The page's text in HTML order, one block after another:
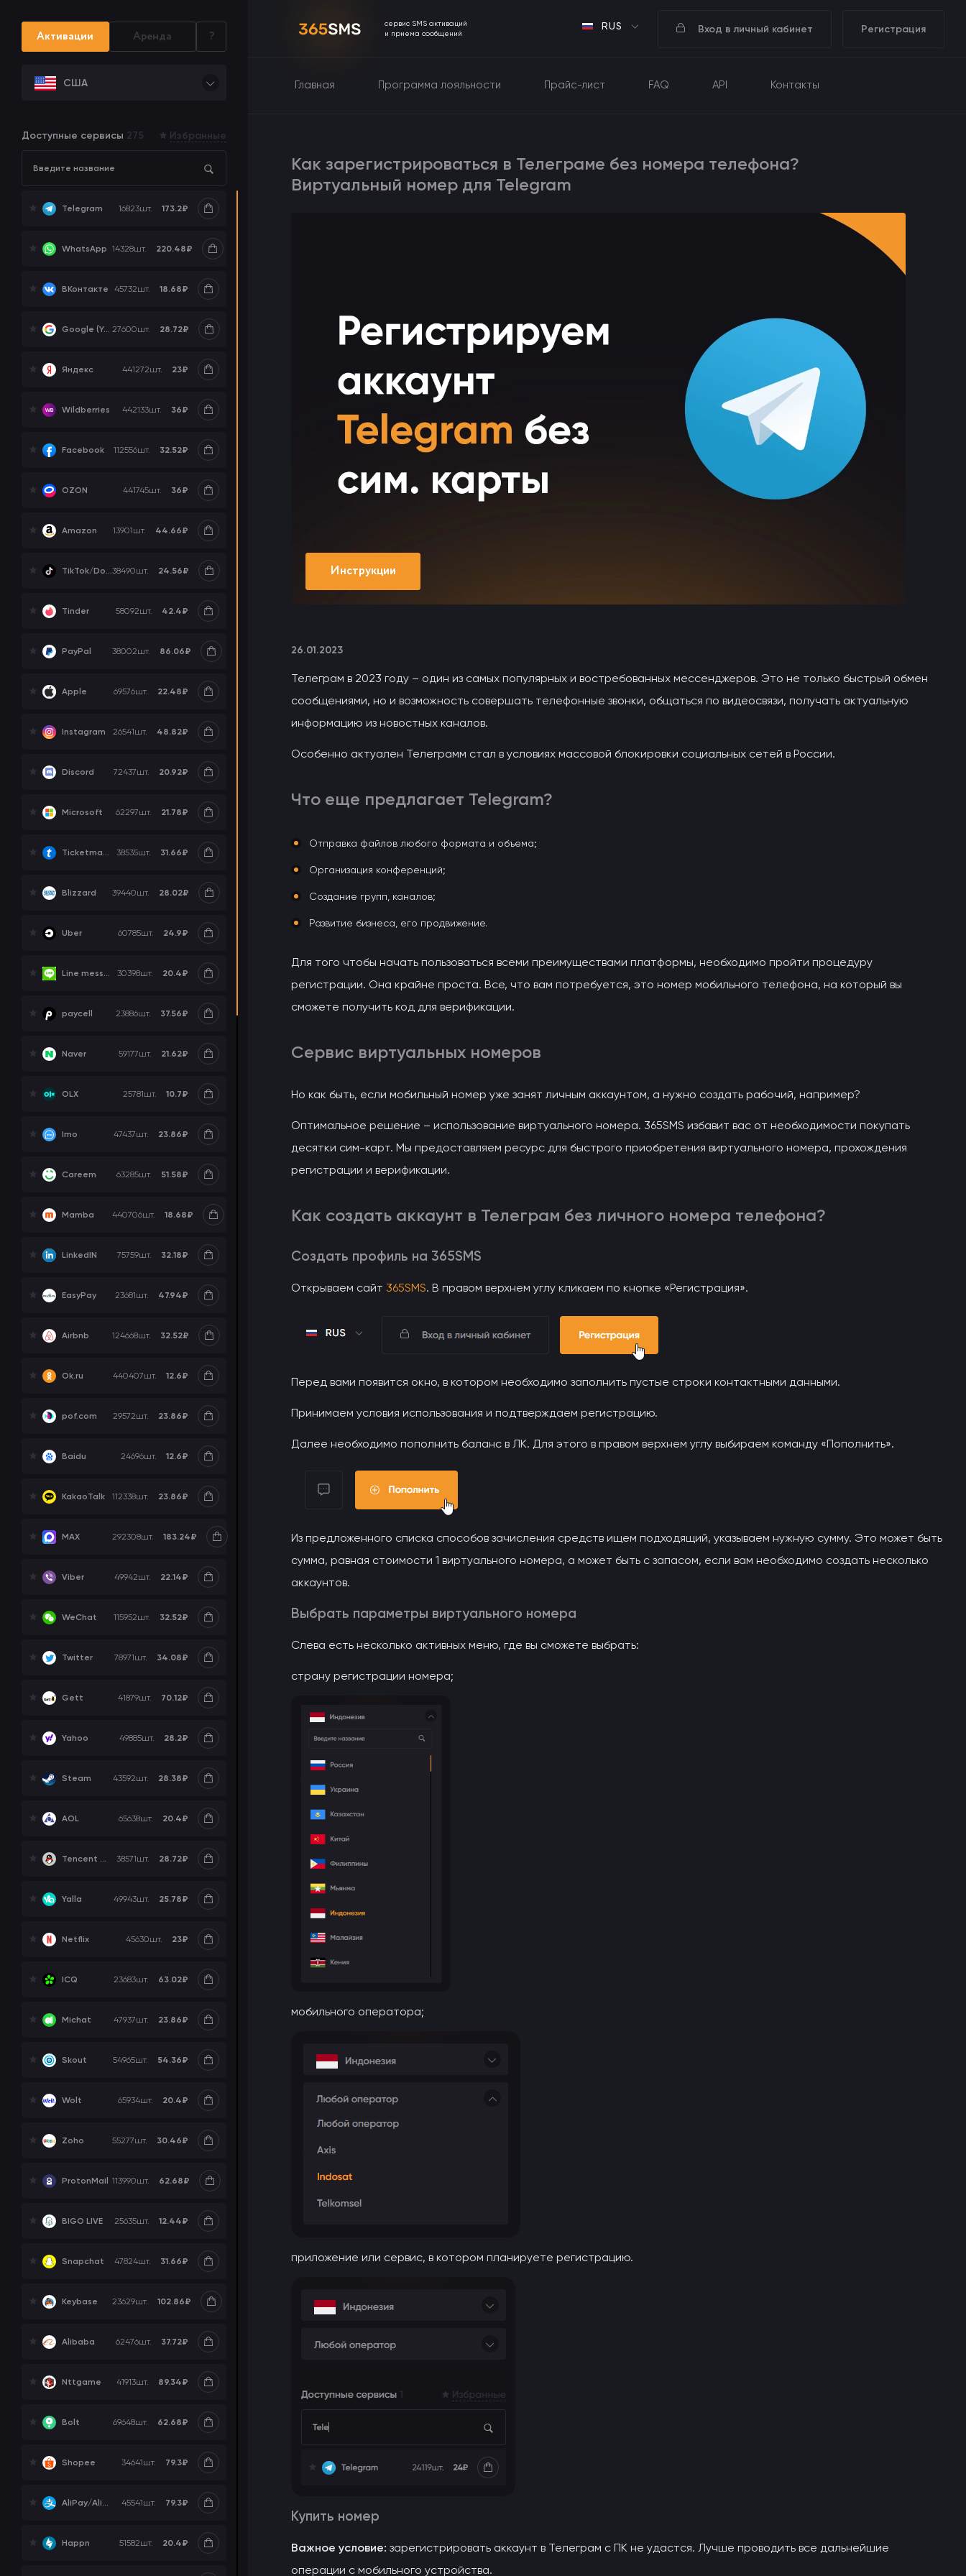
Активации Аренда ?
США
Доступные сервисы 275 Избранные
Telegram 16823шт. 173.2₽
WhatsApp 14328шт. 220.48₽
ВКонтакте 45732шт. 18.68₽
Google (YouTube, Gmail) 27600шт. 28.72₽
Яндекс 441272шт. 23₽
Wildberries 442133шт. 36₽
Facebook 112556шт. 32.52₽
OZON 441745шт. 36₽
Amazon 13901шт. 44.66₽
TikTok/Douyin38490шт. 24.56₽
Tinder 58092шт. 42.4₽
PayPal 38002шт. 86.06₽
Apple 69576шт. 22.48₽
Instagram 26541шт. 48.82₽
Discord 72437шт. 20.92₽
Microsoft 62297шт. 21.78₽
Ticketmaster 38535шт. 31.66₽
Blizzard 39440шт. 28.02₽
Uber 60785шт. 24.9₽
Line messenger 30398шт. 20.4₽
paycell 23886шт. 37.56₽
Naver 59177шт. 21.62₽
OLX 25781шт. 10.7₽
Imo 47437шт. 23.86₽
Careem 63285шт. 51.58₽
Mamba 440706шт. 18.68₽
LinkedIN 75759шт. 32.18₽
EasyPay 23681шт. 47.94₽
Airbnb 124668шт. 32.52₽
Ok.ru 440407шт. 12.6₽
pof.com 29572шт. 23.86₽
Baidu 24696шт. 12.6₽
KakaoTalk 112338шт. 23.86₽
MAX 292308шт. 183.24₽
Viber 49942шт. 22.14₽
WeChat 115952шт. 32.52₽
Twitter 78971шт. 34.08₽
Gett 41879шт. 70.12₽
Yahoo 49885шт. 28.2₽
Steam 43592шт. 28.38₽
AOL 65638шт. 20.4₽
Tencent QQ 38571шт. 28.72₽
Yalla 49943шт. 25.78₽
Netflix 45630шт. 23₽
ICQ 23683шт. 63.02₽
Michat 47937шт. 23.86₽
Skout 54965шт. 54.36₽
Wolt 65934шт. 20.4₽
Zoho 55277шт. 30.46₽
ProtonMail 113990шт. 62.68₽
BIGO LIVE 25635шт. 12.44₽
Snapchat 47824шт. 31.66₽
Keybase 23629шт. 102.86₽
Alibaba 62476шт. 37.72₽
Nttgame 41913шт. 89.34₽
Bolt 69648шт. 62.68₽
Shopee 34641шт. 79.3₽
AliPay/Alibaba/1688 45541шт. 79.3₽
Happn 51582шт. 20.4₽
сервис SMS активаций
и приема сообщений
RUS Вход в личный кабинет Регистрация
Главная Программа лояльности Прайс-лист FAQ API Контакты
Как зарегистрироваться в Телеграме без номера телефона?
Виртуальный номер для Telegram
Инструкции
26.01.2023
Телеграм в 2023 году – один из самых популярных и востребованных мессенджеров. Это не только быстрый обмен
сообщениями, но и возможность совершать телефонные звонки, общаться по видеосвязи, получать актуальную
информацию из новостных каналов.
Особенно актуален Телеграмм стал в условиях массовой блокировки социальных сетей в России.
Что еще предлагает Telegram?
Отправка файлов любого формата и объема;
Организация конференций;
Создание групп, каналов;
Развитие бизнеса, его продвижение.
Для того чтобы начать пользоваться всеми преимуществами платформы, необходимо пройти процедуру
регистрации. Она крайне проста. Все, что вам потребуется, это номер мобильного телефона, на который вы
сможете получить код для верификации.
Сервис виртуальных номеров
Но как быть, если мобильный номер уже занят личным аккаунтом, а нужно создать рабочий, например?
Оптимальное решение – использование виртуального номера. 365SMS избавит вас от необходимости покупать
десятки сим-карт. Мы предоставляем ресурс для быстрого приобретения виртуального номера, прохождения
регистрации и верификации.
Как создать аккаунт в Телеграм без личного номера телефона?
Создать профиль на 365SMS
Открываем сайт 365SMS. В правом верхнем углу кликаем по кнопке «Регистрация».
Перед вами появится окно, в котором необходимо заполнить пустые строки контактными данными.
Принимаем условия использования и подтверждаем регистрацию.
Далее необходимо пополнить баланс в ЛК. Для этого в правом верхнем углу выбираем команду «Пополнить».
Из предложенного списка способов зачисления средств ищем подходящий, указываем нужную сумму. Это может быть
сумма, равная стоимости 1 виртуального номера, а может быть с запасом, если вам необходимо создать несколько
аккаунтов.
Выбрать параметры виртуального номера
Слева есть несколько активных меню, где вы сможете выбрать:
страну регистрации номера;
мобильного оператора;
приложение или сервис, в котором планируете регистрацию.
Купить номер
Важное условие: зарегистрировать аккаунт в Телеграм с ПК не удастся. Лучше проводить все дальнейшие
операции с мобильного устройства.